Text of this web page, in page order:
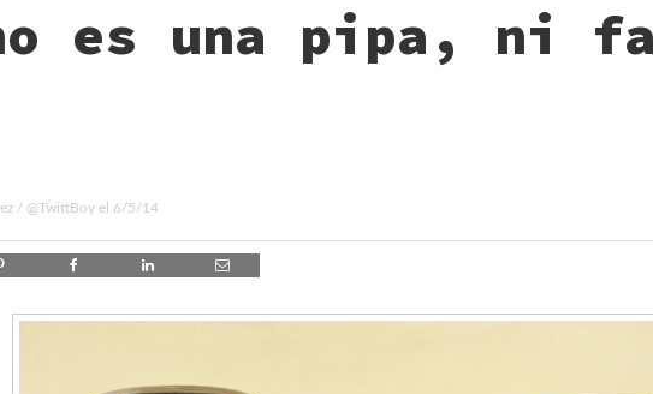
es una pipa, ni
/ @TwittBoy el 6/5/14